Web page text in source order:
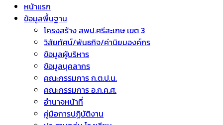
หน้าแรก
ข้อมูลพื้นฐาน
โครงสร้าง สพป.ศรีสะเกษ เขต 3
วิสัยทัศน์/พันธกิจ/ค่านิยมองค์กร
ข้อมูลผู้บริหาร
ข้อมูลบุคลากร
คณะกรรมการ ก.ต.ป.น.
คณะกรรมการ อ.ก.ค.ศ.
อำนาจหน้าที่
คู่มือการปฏิบัติงาน